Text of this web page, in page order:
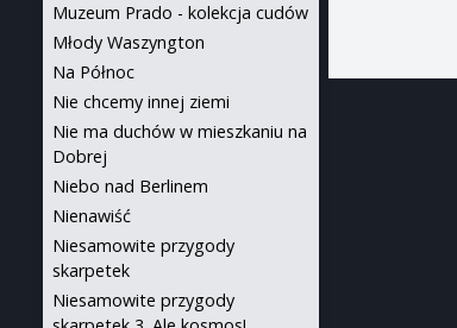
Muzeum Prado - kolekcja cudów
Młody Waszyngton
Na Północ
Nie chcemy innej ziemi
Nie ma duchów w mieszkaniu na
Dobrej
Niebo nad Berlinem
Nienawiść
Niesamowite przygody
skarpetek
Niesamowite przygody